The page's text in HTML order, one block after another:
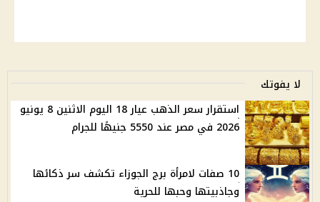
لا يفوتك
استقرار سعر الذهب عيار 18 اليوم الاثنين 8 يونيو
2026 في مصر عند 5550 جنيهًا للجرام
10 صفات لامرأة برج الجوزاء تكشف سر ذكائها
وجاذبيتها وحبها للحرية